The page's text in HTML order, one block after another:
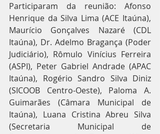
Participaram da reunião: Afonso
Henrique da Silva Lima (ACE Itaúna),
Maurício Gonçalves Nazaré (CDL
Itaúna), Dr. Adelmo Bragança (Poder
Judiciário), Rômulo Vinícius Ferreira
(ASPI), Peter Gabriel Andrade (APAC
Itaúna), Rogério Sandro Silva Diniz
(SICOOB Centro-Oeste), Paloma A.
Guimarães (Câmara Municipal de
Itaúna), Luana Cristina Abreu Silva
(Secretaria Municipal de